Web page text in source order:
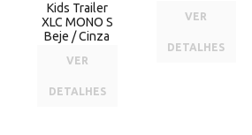
Kids Trailer
XLC MONO S
Beje / Cinza
VER
DETALHES
VER
DETALHES